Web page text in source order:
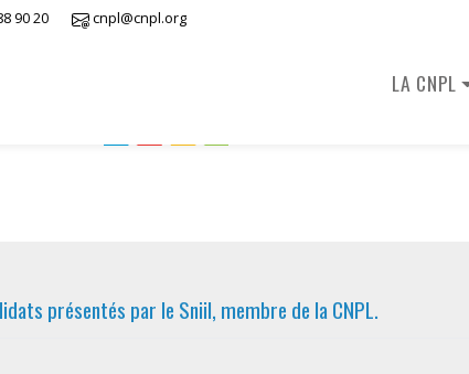
90 20 cnpl@cnpl.org
LA CNPL
présentés par le Sniil, membre de la CNPL.